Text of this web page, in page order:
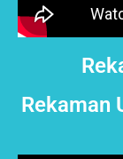
Rekaman